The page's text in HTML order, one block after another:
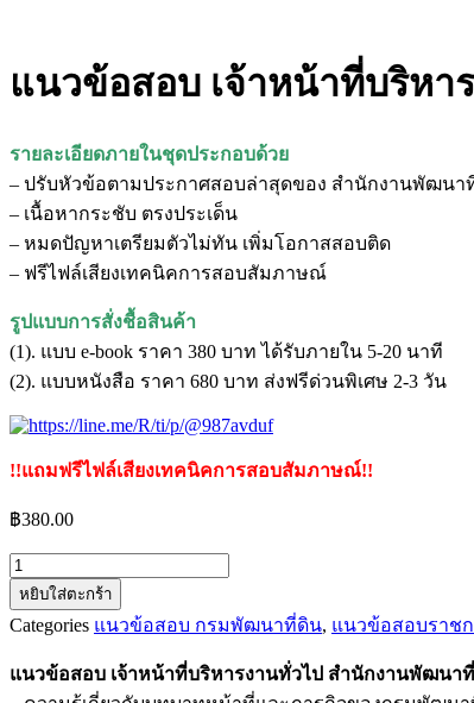
แนวข้อสอบ เจ้าหน้าที่บริห
รายละเอียดภายในชุดประกอบด้วย
– ปรับหัวข้อตามประกาศสอบล่าสุดของ สำนักงานพัฒน
– เนื้อหากระชับ ตรงประเด็น
– หมดปัญหาเตรียมตัวไม่ทัน เพิ่มโอกาสสอบติด
– ฟรีไฟล์เสียงเทคนิคการสอบสัมภาษณ์
รูปแบบการสั่งชื้อสินค้า
(1). แบบ e-book ราคา 380 บาท ได้รับภายใน 5-20 นาที
(2). แบบหนังสือ ราคา 680 บาท ส่งฟรีด่วนพิเศษ 2-3 วัน
!!แถมฟรีไฟล์เสียงเทคนิคการสอบสัมภาษณ์!!
฿380.00
จำนวน
แนว
ข้อสอบ
หน้าที่
หยิบใส่ตะกร้า
Categories แนวข้อสอบ กรมพัฒนาที่ดิน, แนวข้อสอบราช
แนวข้อสอบ เจ้าหน้าที่บริหารงานทั่วไป สำนักงานพัฒนา